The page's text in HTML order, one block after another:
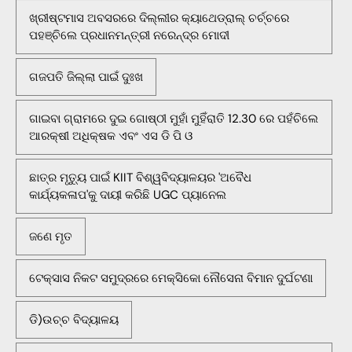
ଖ୍ରୀଷ୍ଟମାସ ଅବସରରେ ଦିଲ୍ଲୀର କ୍ୟାଥେଡ୍ରାଲ୍ ଚର୍ଚ୍ଚରେ
ପହଞ୍ଚିଲେ ପ୍ରଧାନମନ୍ତ୍ରୀ ନରେନ୍ଦ୍ର ମୋଦୀ
ଗଜପତି ଜିଲ୍ଲା ପାଇଁ ଦୁଃଖ
ଗାଇବା ଗ୍ରାମରେ ଦୁଇ ଗୋଷ୍ଠୀ ମୁହାଁ ମୁହିଁରାତି 12.30 ରେ ପହଁଚିଲେ
ଆରକ୍ଷୀ ଅଧିକ୍ଷକ ଏବଂ ଏସ ଡି ପି ଓ
ଛାତ୍ର ମୃତ୍ୟୁ ପାଇଁ KIIT ବିଶ୍ୱବିଦ୍ୟାଳୟର 'ଅବୈଧ
କାର୍ଯ୍ୟକଳାପ'କୁ ଦାୟୀ କରିଛି UGC ପ୍ୟାନେଲ
ଜଣେ ମୃତ
ଟେକ୍ସାସ ନିକଟ ସମୁଦ୍ରରେ ମେକ୍ସିକୋ ନୌସେନା ବିମାନ ଦୁର୍ଘଟଣା
ଡି)ଉଚ୍ଚ ବିଦ୍ୟାଳୟ